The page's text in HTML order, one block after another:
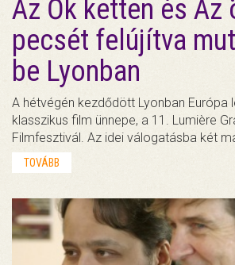
Az Ők ketten és Az
pecsét felújítva
be Lyonban
A hétvégén kezdődött Lyonban Európa
klasszikus film ünnepe, a 11. Lumière
Filmfesztivál. Az idei válogatásba két
TOVÁBB